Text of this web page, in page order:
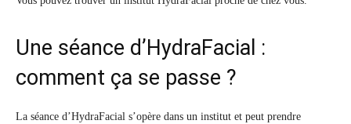
Une séance d’HydraFacial :
comment ça se passe ?
La séance d’HydraFacial s’opère dans un institut et peut prendre